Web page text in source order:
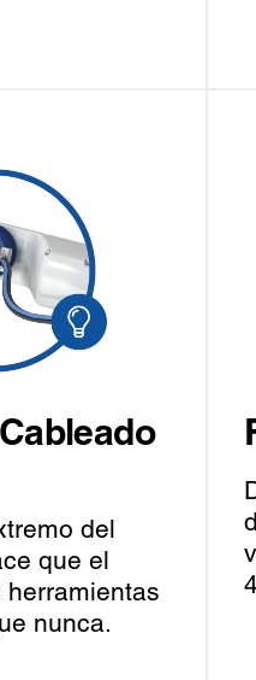
del
que el
nunca.